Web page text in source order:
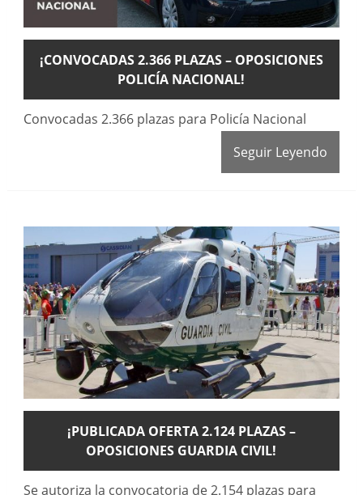
¡CONVOCADAS 2.366 PLAZAS – OPOSICIONES
POLICÍA NACIONAL!
Convocadas 2.366 plazas para Policía Nacional
Seguir Leyendo
¡PUBLICADA OFERTA 2.124 PLAZAS –
OPOSICIONES GUARDIA CIVIL!
Se autoriza la convocatoria de 2.154 plazas para